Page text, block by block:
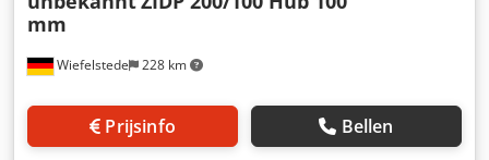
Wiefelstede 228 km
mm
Prijsinfo Bellen